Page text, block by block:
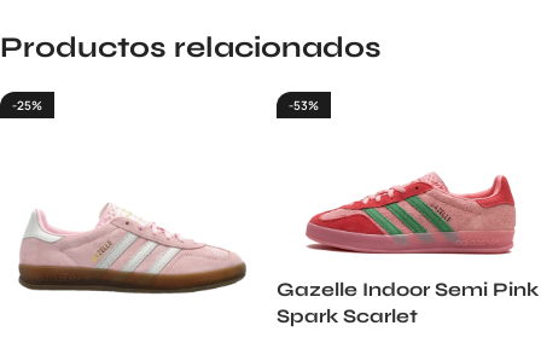
Productos relacionados
-25% -53%
Gazelle Indoor Semi Pink
Spark Scarlet